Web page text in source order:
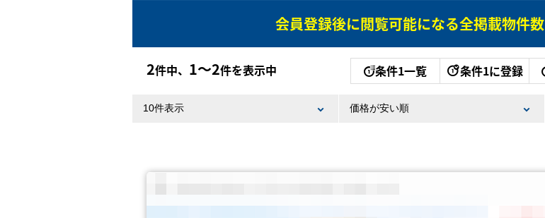
会員登録後に閲覧可能になる全掲載物件数
2件中、 1〜2件を表示中 条件1一覧 条件1に登録